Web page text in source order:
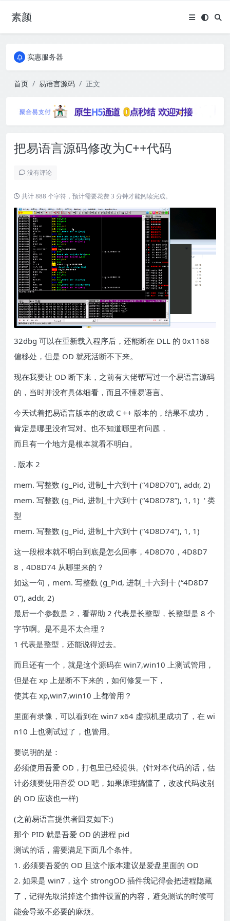
素颜全国免费包邮流量卡
实惠服务器
实惠服务器
首页 易语言源码 正文
把易语言源码修改为C++代码
没有评论
共计 888 个字符，预计需要花费 3 分钟才能阅读完成。
32dbg 可以在重新载入程序后，还能断在 DLL 的 0x1168
偏移处，但是 OD 就死活断不下来。
现在我要让 OD 断下来，之前有大佬帮写过一个易语言源码
的，当时并没有具体细看，而且不懂易语言。
今天试着把易语言版本的改成 C ++ 版本的，结果不成功，
肯定是哪里没有写对。也不知道哪里有问题，
而且有一个地方是根本就看不明白。
. 版本 2
mem. 写整数 (g_Pid, 进制_十六到十 (“4D8D70”), addr, 2)
mem. 写整数 (g_Pid, 进制_十六到十 (“4D8D78”), 1, 1) ‘ 类
型
mem. 写整数 (g_Pid, 进制_十六到十 (“4D8D74”), 1, 1)
这一段根本就不明白到底是怎么回事，4D8D70，4D8D7
8，4D8D74 从哪里来的？
如这一句，mem. 写整数 (g_Pid, 进制_十六到十 (“4D8D7
0”), addr, 2)
最后一个参数是 2，看帮助 2 代表是长整型，长整型是 8 个
字节啊。是不是不太合理？
1 代表是整型，还能说得过去。
而且还有一个，就是这个源码在 win7,win10 上测试管用，
但是在 xp 上是断不下来的，如何修复一下，
使其在 xp,win7,win10 上都管用？
里面有录像，可以看到在 win7 x64 虚拟机里成功了，在 wi
n10 上也测试过了，也管用。
要说明的是：
必须使用吾爱 OD，打包里已经提供。(针对本代码的话，估
计必须要使用吾爱 OD 吧，如果原理搞懂了，改改代码改别
的 OD 应该也一样)
(之前易语言提供者回复如下:)
那个 PID 就是吾爱 OD 的进程 pid
测试的话，需要满足下面几个条件。
1. 必须要吾爱的 OD 且这个版本建议是爱盘里面的 OD
2. 如果是 win7，这个 strongOD 插件我记得会把进程隐藏
了，记得先取消掉这个插件设置的内容，避免测试的时候可
能会导致不必要的麻烦。